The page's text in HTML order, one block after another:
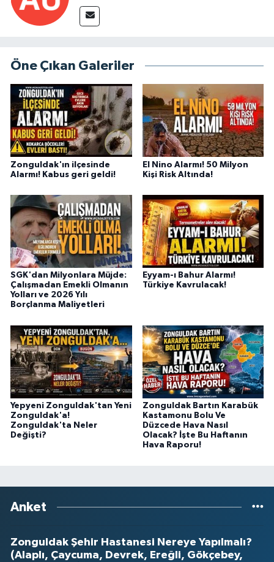
Öne Çıkan Galeriler
Zonguldak'ın ilçesinde
Alarmı! Kabus geri geldi!
El Nino Alarmı! 50 Milyon
Kişi Risk Altında!
SGK'dan Milyonlara Müjde:
Çalışmadan Emekli Olmanın
Yolları ve 2026 Yılı
Borçlanma Maliyetleri
Eyyam-ı Bahur Alarmı!
Türkiye Kavrulacak!
Yepyeni Zonguldak'tan Yeni
Zonguldak'a!
Zonguldak'ta Neler
Değişti?
Zonguldak Bartın Karabük
Kastamonu Bolu Ve
Düzcede Hava Nasıl
Olacak? İşte Bu Haftanın
Hava Raporu!
Anket
Zonguldak Şehir Hastanesi Nereye Yapılmalı?
(Alaplı, Çaycuma, Devrek, Ereğli, Gökçebey,